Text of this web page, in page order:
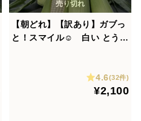
【朝どれ】【訳あり】ガブっ
と！スマイル☺︎ 白い とうも
4.6(32件)
¥2,100